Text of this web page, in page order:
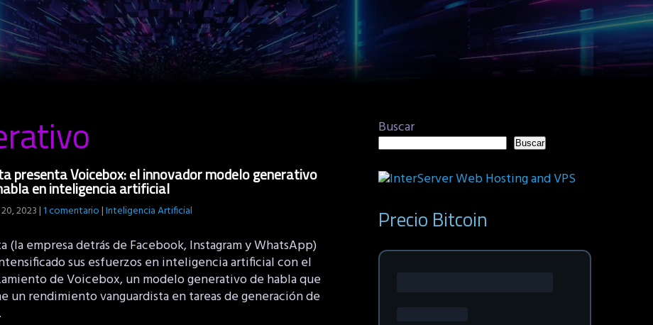
presenta Voicebox: el innovador modelo generativo
en inteligencia artificial
2023|1 comentario|Inteligencia Artificial
(la empresa detrás de Facebook, Instagram y WhatsApp)
sus esfuerzos en inteligencia artificial con el
de Voicebox, un modelo generativo de habla que
un rendimiento vanguardista en tareas de generación de
Buscar
Buscar
Precio Bitcoin